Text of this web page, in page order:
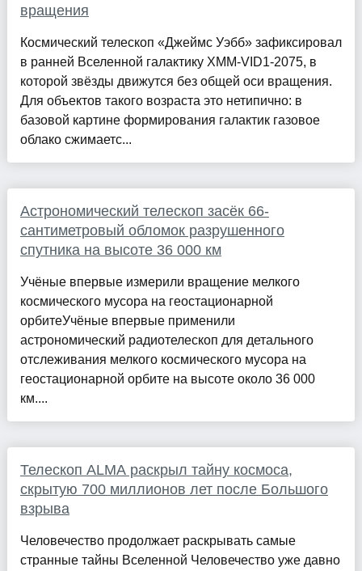
вращения
Космический телескоп «Джеймс Уэбб» зафиксировал
в ранней Вселенной галактику XMM-VID1-2075, в
которой звёзды движутся без общей оси вращения.
Для объектов такого возраста это нетипично: в
базовой картине формирования галактик газовое
облако сжимаетс...
Астрономический телескоп засёк 66-
сантиметровый обломок разрушенного
спутника на высоте 36 000 км
Учёные впервые измерили вращение мелкого
космического мусора на геостационарной
орбитеУчёные впервые применили
астрономический радиотелескоп для детального
отслеживания мелкого космического мусора на
геостационарной орбите на высоте около 36 000
км....
Телескоп ALMA раскрыл тайну космоса,
скрытую 700 миллионов лет после Большого
взрыва
Человечество продолжает раскрывать самые
странные тайны Вселенной Человечество уже давно